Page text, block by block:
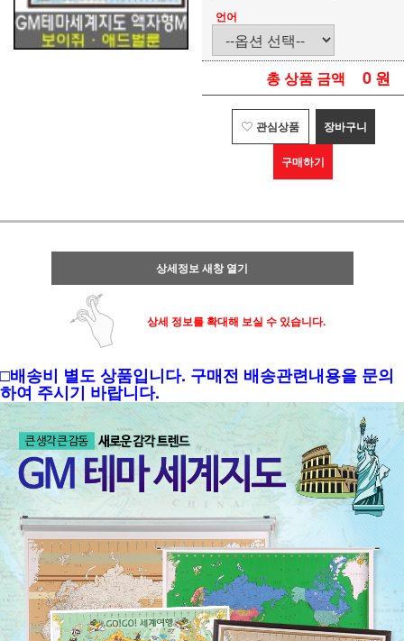
언어
총 상품 금액 0 원
관심상품 장바구니
구매하기
상세정보 새창 열기
상세 정보를 확대해 보실 수 있습니다.
□배송비 별도 상품입니다. 구매전 배송관련내용을 문의
하여 주시기 바랍니다.